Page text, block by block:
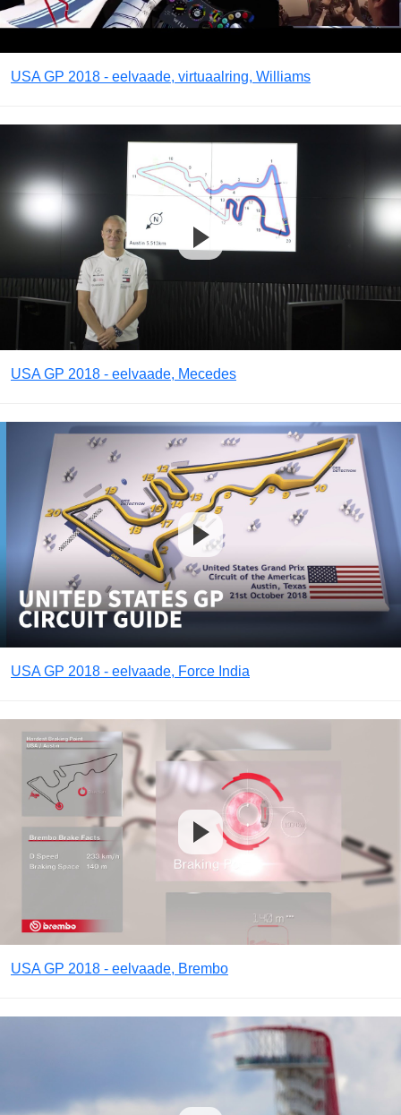
USA GP 2018 - eelvaade, virtuaalring, Williams
USA GP 2018 - eelvaade, Mecedes
USA GP 2018 - eelvaade, Force India
USA GP 2018 - eelvaade, Brembo